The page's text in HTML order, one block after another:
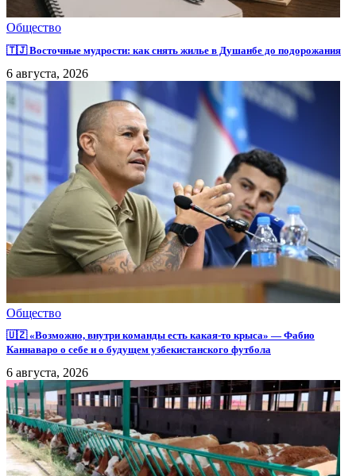
Общество
🇹🇯 Восточные мудрости: как снять жилье в Душанбе до подорожания
6 августа, 2026
Общество
🇺🇿 «Возможно, внутри команды есть какая-то крыса» — Фабио
Каннаваро о себе и о будущем узбекистанского футбола
6 августа, 2026